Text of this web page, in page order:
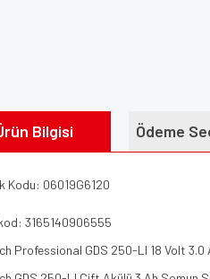
Bilgisi Ödeme
Kodu: 06019G6120
3165140906555
Professional GDS 250-LI 18 Volt 3.0